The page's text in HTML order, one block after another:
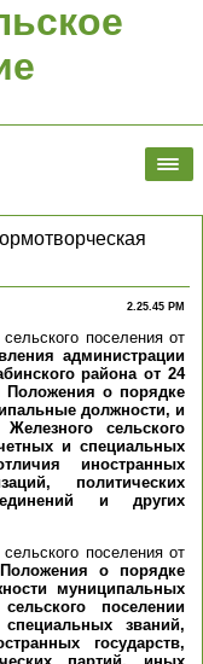
2.25.45 PM
поселения от
администрации
района от 24
о порядке
должности, и
сельского
и специальных
иностранных
политических
и других
поселения от
о порядке
муниципальных
поселении
званий,
государств,